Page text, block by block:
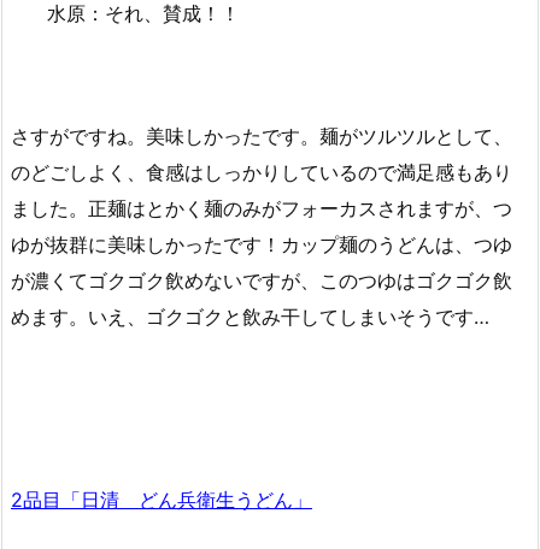
水原：それ、賛成！！
さすがですね。美味しかったです。麺がツルツルとして、
のどごしよく、食感はしっかりしているので満足感もあり
ました。正麺はとかく麺のみがフォーカスされますが、つ
ゆが抜群に美味しかったです！カップ麺のうどんは、つゆ
が濃くてゴクゴク飲めないですが、このつゆはゴクゴク飲
めます。いえ、ゴクゴクと飲み干してしまいそうです…
2品目「日清 どん兵衛生うどん」